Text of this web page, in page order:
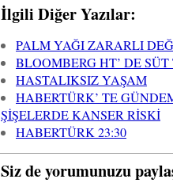
İlgili Diğer Yazılar:
PALM YAĞI ZARARLI
BLOOMBERG HT’ DE
HASTALIKSIZ YAŞAM
HABERTÜRK’ TE
ŞİŞELERDE KANSER RİSKİ
HABERTÜRK 23:30
Siz de yorumunuzu